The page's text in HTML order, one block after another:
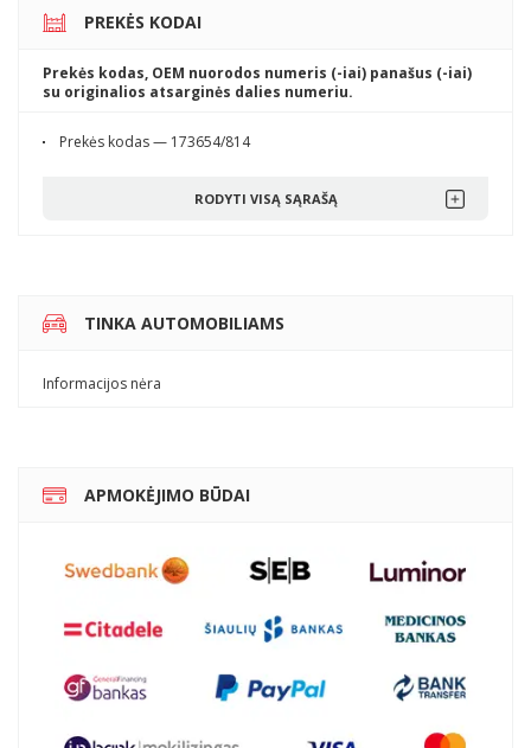
PREKĖS KODAI
Prekės kodas, OEM nuorodos numeris (-iai) panašus (-iai)
su originalios atsarginės dalies numeriu.
Prekės kodas — 173654/814
RODYTI VISĄ SĄRAŠĄ
TINKA AUTOMOBILIAMS
Informacijos nėra
APMOKĖJIMO BŪDAI